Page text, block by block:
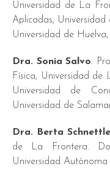
Universidad de La
Aplicadas,
Universidad de Huelva,
Dra. Sonia Salvo.
Física, Universidad de
Universidad de
Universidad de
Dra. Berta
de La Frontera.
Universidad